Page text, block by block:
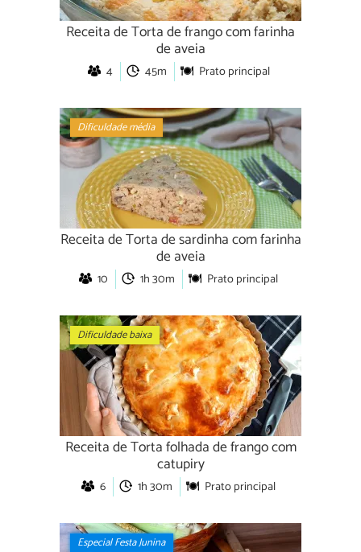
Receita de Torta de frango com farinha
de aveia
4 45m Prato principal
Dificuldade média
Receita de Torta de sardinha com farinha
de aveia
10 1h 30m Prato principal
Dificuldade baixa
Receita de Torta folhada de frango com
catupiry
6 1h 30m Prato principal
Especial Festa Junina